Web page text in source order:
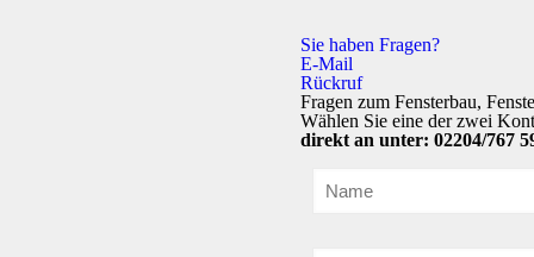
Sie haben Fragen?
E-Mail
Rückruf
Fragen zum Fensterbau,
Wählen Sie eine der zwei
direkt an unter: 02204/767